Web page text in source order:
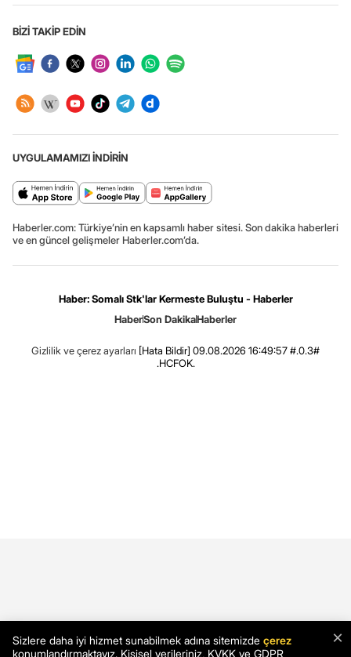
BİZİ TAKİP EDİN
UYGULAMAMIZI İNDİRİN
Haberler.com: Türkiye’nin en kapsamlı haber sitesi. Son dakika haberleri
ve en güncel gelişmeler Haberler.com’da.
Haber: Somalı Stk'lar Kermeste Buluştu - Haberler
HaberSon DakikaHaberler
Gizlilik ve çerez ayarları [Hata Bildir] 09.08.2026 16:49:57 #.0.3#
.HCFOK.
×
Sizlere daha iyi hizmet sunabilmek adına sitemizde çerez
konumlandırmaktayız. Kişisel verileriniz, KVKK ve GDPR